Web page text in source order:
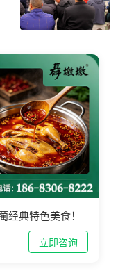
典特色美食！
立即咨询